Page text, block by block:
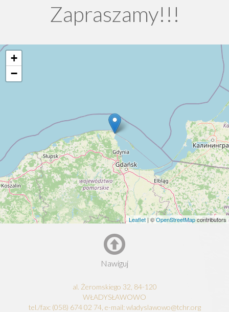
Zapraszamy!!!
+
−
Leaflet | ©OpenStreetMapcontributors
Nawiguj
al. Żeromskiego 32, 84-120
WŁADYSŁAWOWO
tel./fax: (058) 674 02 74, e-mail: wladyslawowo@tchr.org